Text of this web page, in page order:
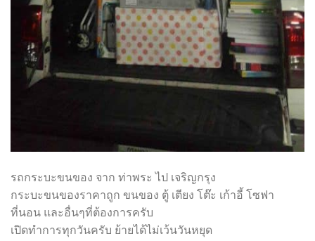
รถกระบะขนของ จาก ท่าพระ ไป เจริญกรุง
กระบะขนของราคาถูก ขนของ ตู้ เตียง โต๊ะ เก้าอี้ โซฟา
ที่นอน และอื่นๆที่ต้องการครับ
เปิดทำการทุกวันครับ ย้ายได้ไม่เว้นวันหยุด